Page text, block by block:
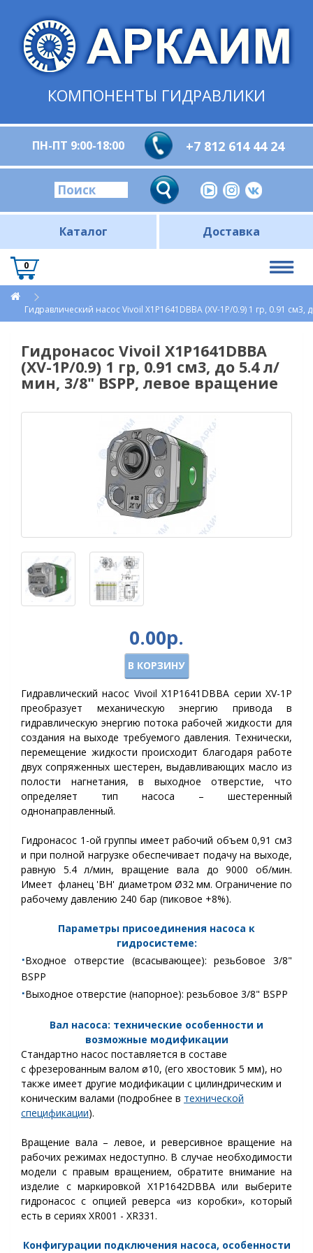
КОМПОНЕНТЫ ГИДРАВЛИКИ
ПН-ПТ 9:00-18:00 +7 812 614 44 24
Каталог Доставка
0
Гидравлический насос Vivoil X1P1641DBBA (XV-1P/0.9) 1 гр, 0.91
Гидронасос Vivoil X1P1641DBBA
(XV-1P/0.9) 1 гр, 0.91 см3, до 5.4 л/
мин, 3/8" BSPP, левое вращение
0.00р.
В КОРЗИНУ
Гидравлический насос Vivoil X1P1641DBBA серии XV-1P
преобразует механическую энергию привода в
гидравлическую энергию потока рабочей жидкости для
создания на выходе требуемого давления. Технически,
перемещение жидкости происходит благодаря работе
двух сопряженных шестерен, выдавливающих масло из
полости нагнетания, в выходное отверстие, что
определяет тип насоса – шестеренный
однонаправленный.
Гидронасос 1-ой группы имеет рабочий объем 0,91 см3
и при полной нагрузке обеспечивает подачу на выходе,
равную 5.4 л/мин, вращение вала до 9000 об/мин.
Имеет фланец 'BH' диаметром Ø32 мм. Ограничение по
рабочему давлению 240 бар (пиковое +8%).
Параметры присоединения насоса к
гидросистеме:
⋅Входное отверстие (всасывающее): резьбовое 3/8"
BSPP
⋅Выходное отверстие (напорное): резьбовое 3/8" BSPP
Вал насоса: технические особенности и
возможные модификации
Стандартно насос поставляется в составе
с фрезерованным валом ø10, (его хвостовик 5 мм), но
также имеет другие модификации с цилиндрическим и
коническим валами (подробнее в технической
спецификации).
Вращение вала – левое, и реверсивное вращение на
рабочих режимах недоступно. В случае необходимости
модели с правым вращением, обратите внимание на
изделие с маркировкой X1P1642DBBA или выберите
гидронасос с опцией реверса «из коробки», который
есть в сериях XR001 - XR331.
Конфигурации подключения насоса, особенности